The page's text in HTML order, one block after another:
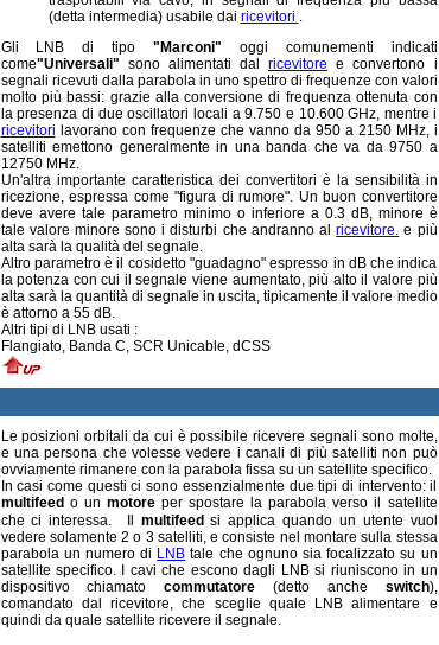
(detta intermedia) usabile dai ricevitori .
Gli LNB di tipo "Marconi" oggi comunementi indicati
come"Universali" sono alimentati dalricevitore e convertono i
segnali ricevuti dalla parabola in uno spettro di frequenze con valori
molto più bassi: grazie alla conversione di frequenza ottenuta con
la presenza di due oscillatori locali a 9.750 e 10.600 GHz, mentre i
ricevitori lavorano con frequenze che vanno da 950 a 2150 MHz, i
satelliti emettono generalmente in una banda che va da 9750 a
12750 MHz.
Un'altra importante caratteristica dei convertitori è la sensibilità in
ricezione, espressa come "figura di rumore". Un buon convertitore
deve avere tale parametro minimo o inferiore a 0.3 dB, minore è
tale valore minore sono i disturbi che andranno alricevitore. e più
alta sarà la qualità del segnale.
Altro parametro è il cosidetto "guadagno" espresso in dB che indica
la potenza con cui il segnale viene aumentato, più alto il valore più
alta sarà la quantità di segnale in uscita, tipicamente il valore medio
è attorno a 55 dB.
Altri tipi di LNB usati :
Flangiato, Banda C, SCR Unicable, dCSS
Le posizioni orbitali da cui è possibile ricevere segnali sono molte,
e una persona che volesse vedere i canali di più satelliti non può
ovviamente rimanere con la parabola fissa su un satellite specifico.
In casi come questi ci sono essenzialmente due tipi di intervento: il
multifeed o un motoreper spostare la parabola verso il satellite
che ci interessa.
multifeed si applica quando un utente vuol
vedere solamente 2 o 3 satelliti, e consiste nel montare sulla stessa
parabola un numero di LNB tale che ognuno sia focalizzato su un
satellite specifico. I cavi che escono dagli LNB si riuniscono in un
dispositivo chiamatocommutatore (detto anche switch),
comandato dal ricevitore, che sceglie quale LNB alimentare e
quindi da quale satellite ricevere il segnale.